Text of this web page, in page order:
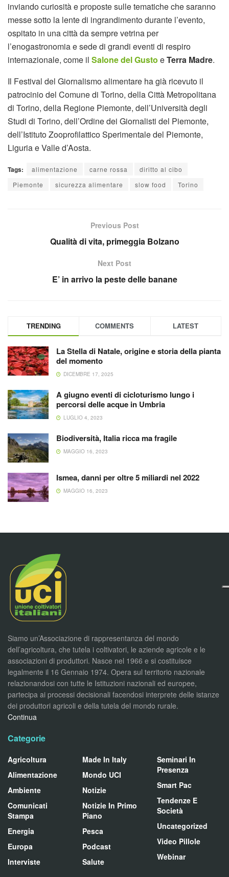
inviando curiosità e proposte sulle tematiche che saranno
messe sotto la lente di ingrandimento durante l’evento,
ospitato in una città da sempre vetrina per
l’enogastronomia e sede di grandi eventi di respiro
internazionale, come il Salone del Gusto eTerra Madre.
Il Festival del Giornalismo alimentare ha già ricevuto il
patrocinio del Comune di Torino, della Città Metropolitana
di Torino, della Regione Piemonte, dell’Università degli
Studi di Torino, dell’Ordine dei Giornalisti del Piemonte,
dell’Istituto Zooprofilattico Sperimentale del Piemonte,
Liguria e Valle d’Aosta.
Tags: alimentazione carne rossa
diritto al cibo
Piemonte
sicurezza alimentare slow food Torino
Previous Post
Qualità di vita, primeggia Bolzano
Next Post
E’ in arrivo la peste delle banane
TRENDING COMMENTS LATEST
La Stella di Natale, origine e storia della pianta
del momento
DICEMBRE 17, 2025
A giugno eventi di cicloturismo lungo i
percorsi delle acque in Umbria
LUGLIO 4, 2023
Biodiversità, Italia ricca ma fragile
MAGGIO 16, 2023
Ismea, danni per oltre 5 miliardi nel 2022
MAGGIO 16, 2023
Siamo un’Associazione di rappresentanza del mondo
dell’agricoltura, che tutela i coltivatori, le aziende agricole e le
associazioni di produttori. Nasce nel 1966 e si costituisce
legalmente il 16 Gennaio 1974. Opera sul territorio nazionale
relazionandosi con tutte le Istituzioni nazionali ed europee,
partecipa ai processi decisionali facendosi interprete delle istanze
dei produttori agricoli e della tutela del mondo rurale.
Continua
Categorie
Agricoltura
Alimentazione
Ambiente
Comunicati
Stampa
Energia
Europa
Interviste
Made In Italy
Mondo UCI
Notizie
Notizie In Primo
Piano
Pesca
Podcast
Salute
Seminari In
Presenza
Smart Pac
Tendenze E
Società
Uncategorized
Video Pillole
Webinar